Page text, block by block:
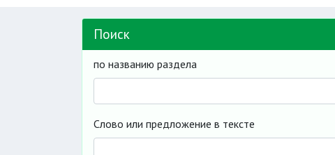
Поиск
по названию раздела
Слово или предложение в тексте